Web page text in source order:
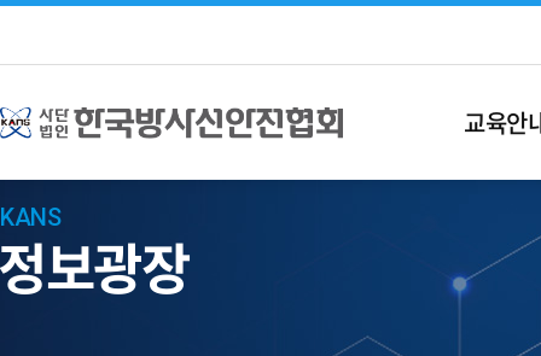
교육안
KANS
보광장